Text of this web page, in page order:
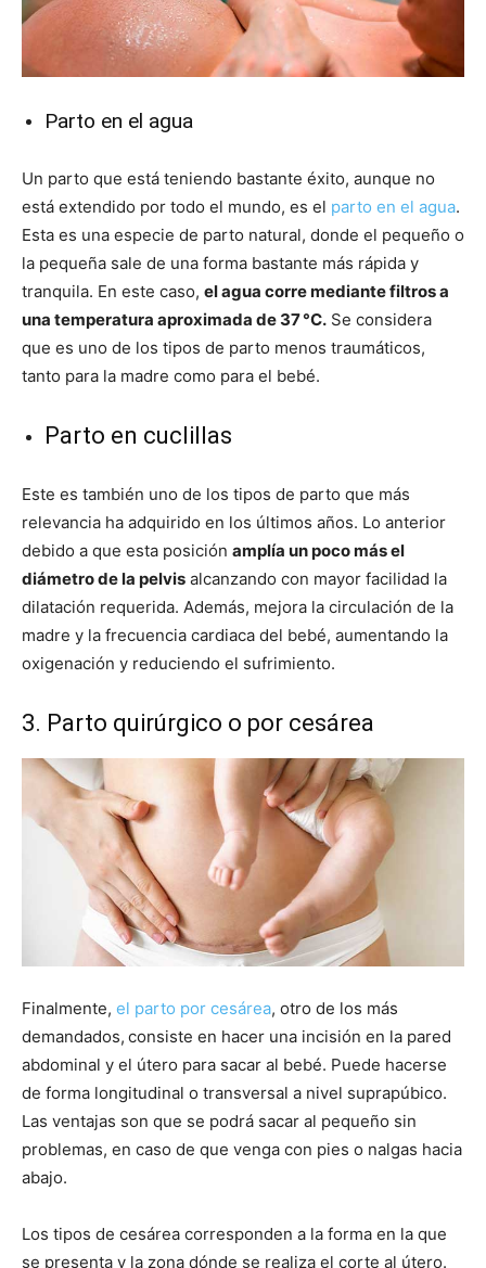
Parto en el agua
Un parto que está teniendo bastante éxito, aunque no
está extendido por todo el mundo, es el parto en el agua.
Esta es una especie de parto natural, donde el pequeño o
la pequeña sale de una forma bastante más rápida y
tranquila. En este caso, el agua corre mediante filtros a
una temperatura aproximada de 37 °C. Se considera
que es uno de los tipos de parto menos traumáticos,
tanto para la madre como para el bebé.
Parto en cuclillas
Este es también uno de los tipos de parto que más
relevancia ha adquirido en los últimos años. Lo anterior
debido a que esta posición amplía un poco más el
diámetro de la pelvis alcanzando con mayor facilidad la
dilatación requerida. Además, mejora la circulación de la
madre y la frecuencia cardiaca del bebé, aumentando la
oxigenación y reduciendo el sufrimiento.
3. Parto quirúrgico o por cesárea
Finalmente, el parto por cesárea, otro de los más
demandados, consiste en hacer una incisión en la pared
abdominal y el útero para sacar al bebé. Puede hacerse
de forma longitudinal o transversal a nivel suprapúbico.
Las ventajas son que se podrá sacar al pequeño sin
problemas, en caso de que venga con pies o nalgas hacia
abajo.
Los tipos de cesárea corresponden a la forma en la que
se presenta y la zona dónde se realiza el corte al útero.